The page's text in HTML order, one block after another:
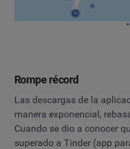
Rompe récord
Las descargas de la
manera exponencial,
Cuando se dio a conocer
superado a Tinder (app